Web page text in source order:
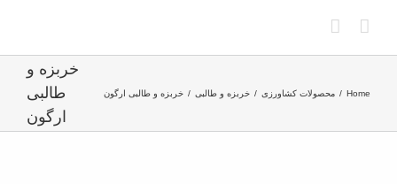
خربزه و
طالبی
ارگون
Home محصولات کشاورزی خربزه و طالبی خربزه و طالبی ارگون